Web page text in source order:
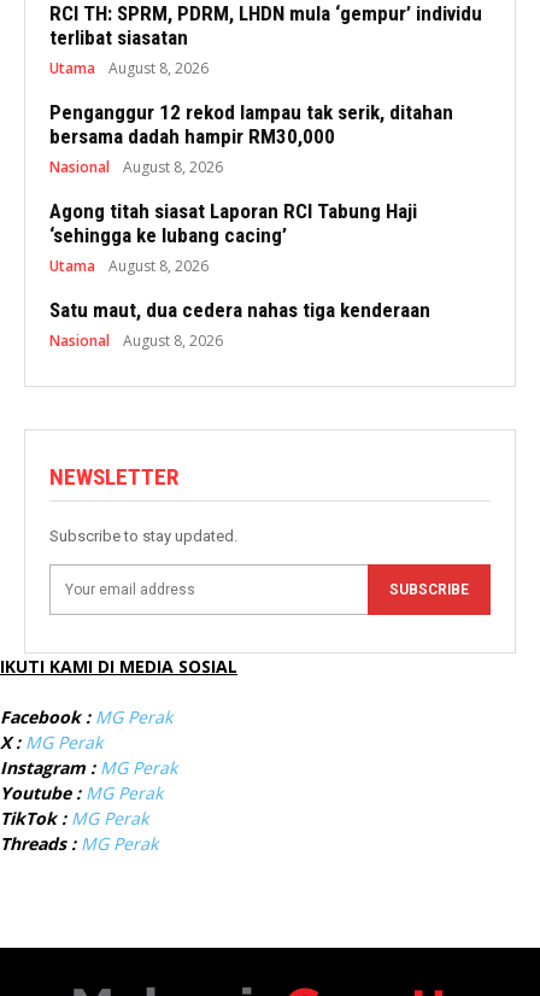
RCI TH: SPRM, PDRM, LHDN mula ‘gempur’ individu
terlibat siasatan
Utama August 8, 2026
Penganggur 12 rekod lampau tak serik, ditahan
bersama dadah hampir RM30,000
Nasional August 8, 2026
Agong titah siasat Laporan RCI Tabung Haji
‘sehingga ke lubang cacing’
Utama August 8, 2026
Satu maut, dua cedera nahas tiga kenderaan
Nasional August 8, 2026
NEWSLETTER
Subscribe to stay updated.
SUBSCRIBE
IKUTI KAMI DI MEDIA SOSIAL
Facebook : MG Perak
X : MG Perak
Instagram : MG Perak
Youtube : MG Perak
TikTok : MG Perak
Threads : MG Perak